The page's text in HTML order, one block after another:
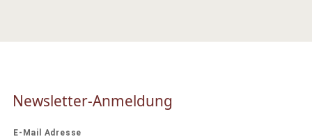
Newsletter-Anmeldung